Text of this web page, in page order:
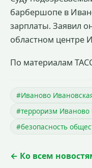
барбершопе в
зарплаты. Заявил
областном центре
По материалам
#Иваново
#терроризм Иваново
#безопасность
← Ко всем